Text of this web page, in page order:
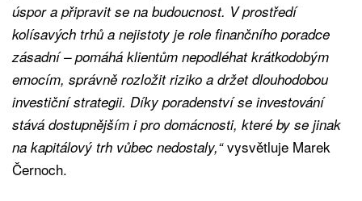
úspor a připravit se na budoucnost. V prostředí
kolísavých trhů a nejistoty je role finančního poradce
zásadní – pomáhá klientům nepodléhat krátkodobým
emocím, správně rozložit riziko a držet dlouhodobou
investiční strategii. Díky poradenství se investování
stává dostupnějším i pro domácnosti, které by se jinak
na kapitálový trh vůbec nedostaly,“vysvětluje Marek
Černoch.